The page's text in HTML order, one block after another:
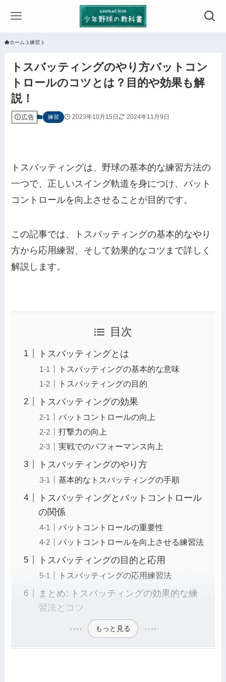
ホーム 練習
トスバッティングのやり方バットコン
トロールのコツとは？目的や効果も解
説！
広告 練習 2023年10月15日 2024年11月9日
トスバッティングは、野球の基本的な練習方法の
一つで、正しいスイング軌道を身につけ、バット
コントロールを向上させることが目的です。
この記事では、トスバッティングの基本的なやり
方から応用練習、そして効果的なコツまで詳しく
解説します。
目次
トスバッティングとは
トスバッティングの基本的な意味
トスバッティングの目的
トスバッティングの効果
バットコントロールの向上
打撃力の向上
実戦でのパフォーマンス向上
トスバッティングのやり方
基本的なトスバッティングの手順
トスバッティングとバットコントロール
の関係
バットコントロールの重要性
バットコントロールを向上させる練習法
トスバッティングの目的と応用
トスバッティングの応用練習法
まとめ: トスバッティングの効果的な練
習法とコツ
もっと見る